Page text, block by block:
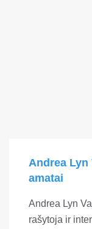
Andrea Lyn
amatai
Andrea Lyn
rašytoja ir